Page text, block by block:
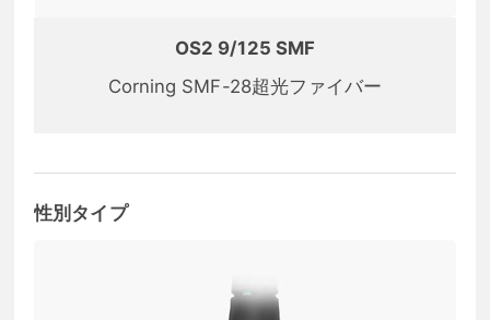
OS2 9/125 SMF
Corning SMF-28超光ファイバー
性別タイプ